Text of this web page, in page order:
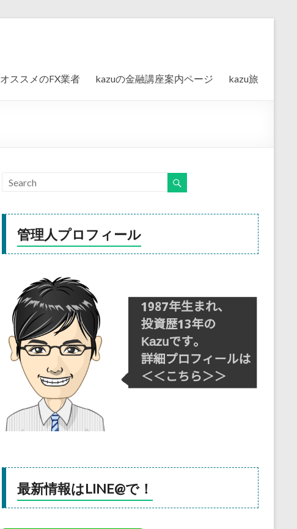
オススメのFX業者 kazuの金融講座案内ページ kazu旅
管理人プロフィール
最新情報はLINE@で！